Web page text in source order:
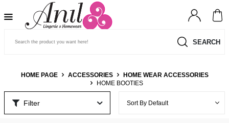
SEARCH
HOME PAGE ACCESSORIES
HOME WEAR ACCESSORIES
HOME BOOTIES
Filter